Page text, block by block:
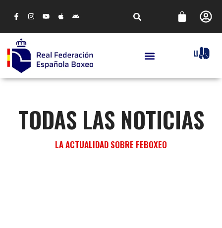
TODAS LAS NOTICIAS
LA ACTUALIDAD SOBRE FEBOXEO